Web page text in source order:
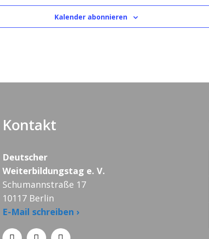
Kalender abonnieren
Kontakt
Deutscher
Weiterbildungstag e. V.
Schumannstraße 17
10117 Berlin
E-Mail schreiben ›